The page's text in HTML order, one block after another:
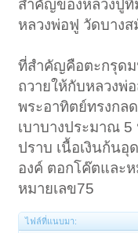
สำคัญของหลวงปู่ทิ
หลวงพ่อฟู วัดบาง
ที่สำคัญคือตะกรุดม
ถวายให้กับหลวงพ่
พระอาทิตย์ทรงกล
เบาบางประมาณ
ปราบ เนื้อเงินก้นอุ
องค์ ตอกโค๊ตและ
หมายเลข75
ไฟล์ที่แนบมา: